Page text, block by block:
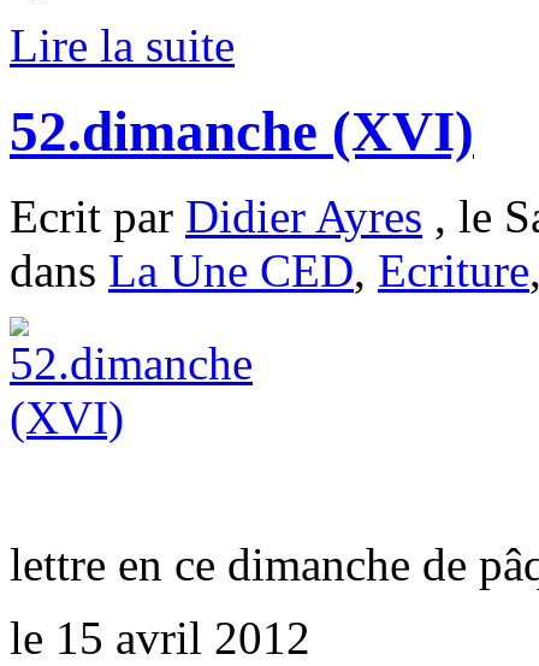
Lire la suite
52.dimanche (XVI)
Ecrit par Didier Ayres , le
dans La Une CED, Ecriture
lettre en ce dimanche de
le 15 avril 2012